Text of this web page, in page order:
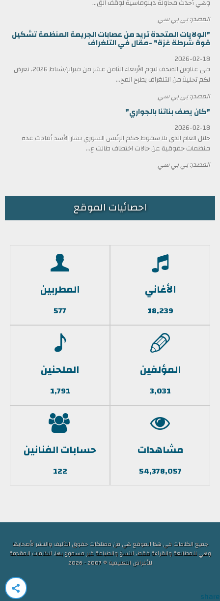
وهي أحدث محاولة دبلوماسية لوقف الق...
المصدر: بي بي سي
"الولايات المتحدة تريد من عصابات الجريمة المنظمة تشكيل
قوة شرطة غزة" -مقال في التلغراف
2026-02-18
في عناوين الصحف ليوم الأربعاء الثامن عشر من فبراير/شباط 2026، نعرض
لكم تحليلاً من التلغراف يطرح المخ...
المصدر: بي بي سي
"كان يصف بناتنا بالجواري"
2026-02-18
خلال العام الذي تلا سقوط حكم الرئيس السوري بشار الأسد أفادت عدة
منظمات حقوقية عن حالات اختطاف طالت ع...
المصدر: بي بي سي
احصائيات الموقع
الأغاني
18,239
المطربين
577
المؤلفين
3,031
الملحنين
1,791
مشاهدات
54,378,057
حسابات الفنانين
122
جميع الكلمات في هذا الموقع هي من ممتلكات حقوق التأليف والنشر لأصحابها
وهي للمطالعة والقراءة فقط, النسخ والطباعة غير مسموح بها, الكلمات المقدمة
للأغراض التعليمية © 2007 - 2026
share